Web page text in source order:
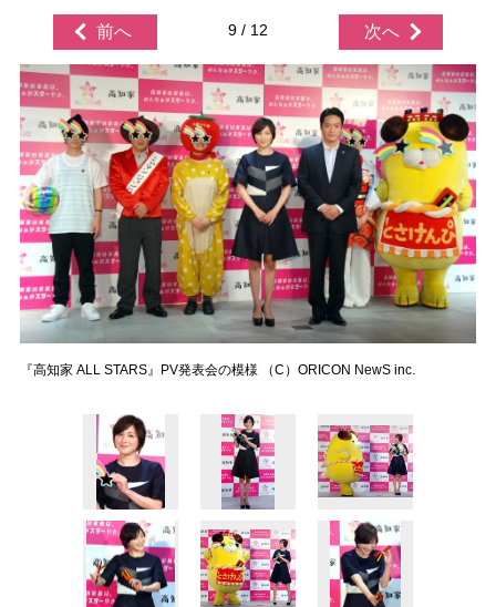
前へ 9 / 12 次へ
『高知家 ALL STARS』PV発表会の模様 （C）ORICON NewS inc.